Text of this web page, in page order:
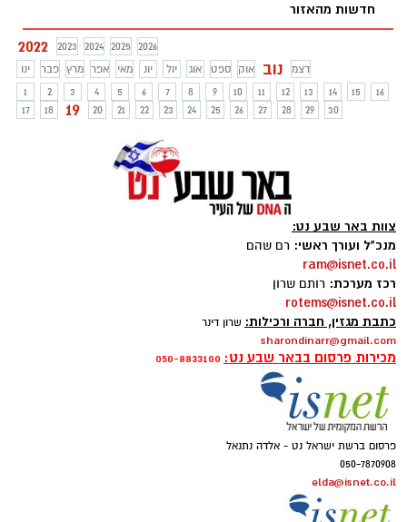
חדשות מהאזור
2022 2023 2024 2025
2026
ינו
פבר מרץ אפר מאי יונ יול אוג ספט אוק נוב
דצמ
1
2 3 4 5 6 7 8 9 10 11 12 13 14 15
16
17
18 19 20 21 22 23 24 25 26 27 28 29 30
צוות באר שבע נט:
מנכ"ל ועורך ראשי: רם שהם
ram@isnet.co.il
רכז מערכת: רותם שרון
rotems@isnet.co.il
כתבת מגזין, חברה ורכילות: שרון דינר
sharondinarr@gmail.com
מכירות פרסום בבאר שבע נט: 050-8833100
פרסום ברשת ישראל נט - אלדה נתנאל
050-7870908
elda@isnet.co.il